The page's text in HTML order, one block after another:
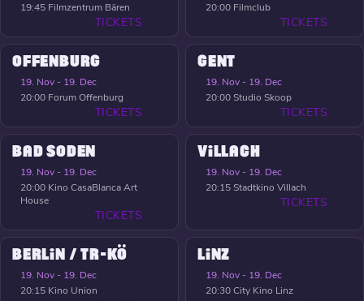
19:45 Filmzentrum Bären
TICKETS
20:00 Filmclub
TICKETS
OFFENBURG
19. Nov - 19. Dec
20:00 Forum Offenburg
TICKETS
GENT
19. Nov - 19. Dec
20:00Studio Skoop
TICKETS
BAD SODEN
19. Nov - 19. Dec
20:00 Kino CasaBlanca Art
House
TICKETS
VILLACH
19. Nov - 19. Dec
20:15Stadtkino Villach
TICKETS
BERLIN / TR-KÖ
19. Nov - 19. Dec
20:15 Kino Union
LINZ
19. Nov - 19. Dec
20:30City Kino Linz